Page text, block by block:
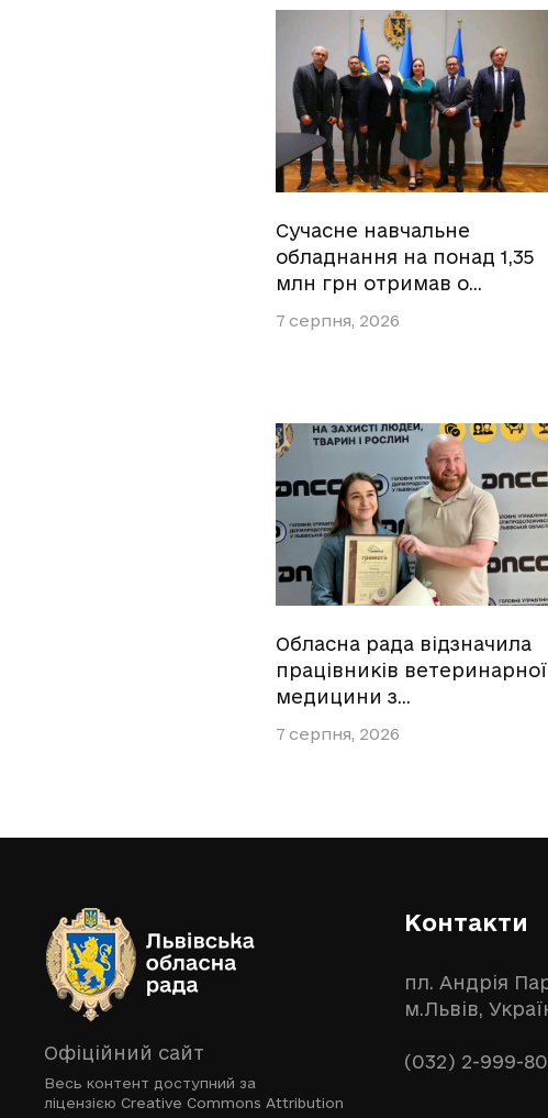
Сучасне навчальне
обладнання на понад 1,35
млн грн отримав о…
7 серпня, 2026
Обласна рада відзначила
працівників ветеринарної
медицини з…
7 серпня, 2026
Офіційний сайт
Весь контент доступний за
ліцензією Creative Commons Attribution
Контакти
пл. Андрія
м.Львів,
(032) 2-999-